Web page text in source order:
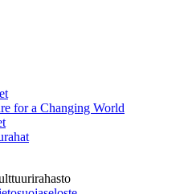
for a Changing World